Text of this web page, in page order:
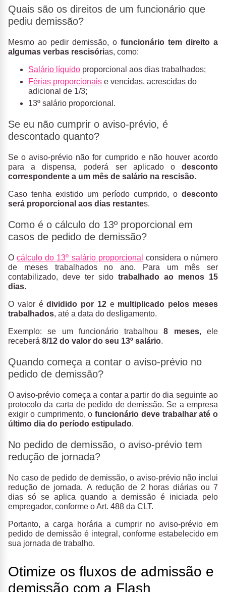
Quais são os direitos de um funcionário que
pediu demissão?
Mesmo ao pedir demissão, o funcionário tem direito a
algumas verbas rescisórias, como:
Salário líquido proporcional aos dias trabalhados;
Férias proporcionais e vencidas, acrescidas do
adicional de 1/3;
13º salário proporcional.
Se eu não cumprir o aviso-prévio, é
descontado quanto?
Se o aviso-prévio não for cumprido e não houver acordo
para a dispensa, poderá ser aplicado o desconto
correspondente a um mês de salário na rescisão.
Caso tenha existido um período cumprido, o desconto
será proporcional aos dias restantes.
Como é o cálculo do 13º proporcional em
casos de pedido de demissão?
Ocálculo do 13º salário proporcional considera o número
de meses trabalhados no ano. Para um mês ser
contabilizado, deve ter sido trabalhado ao menos 15
dias.
O valor édividido por 12e multiplicado pelos meses
trabalhados, até a data do desligamento.
Exemplo: se um funcionário trabalhou8 meses, ele
receberá 8/12 do valor do seu 13º salário.
Quando começa a contar o aviso-prévio no
pedido de demissão?
O aviso-prévio começa a contar a partir do dia seguinte ao
protocolo da carta de pedido de demissão. Se a empresa
exigir o cumprimento, o funcionário deve trabalhar até o
último dia do período estipulado.
No pedido de demissão, o aviso-prévio tem
redução de jornada?
No caso de pedido de demissão, o aviso-prévio não inclui
redução de jornada. A redução de 2 horas diárias ou 7
dias só se aplica quando a demissão é iniciada pelo
empregador, conforme o Art. 488 da CLT.
Portanto, a carga horária a cumprir no aviso-prévio em
pedido de demissão é integral, conforme estabelecido em
sua jornada de trabalho.
Otimize os fluxos de admissão e
demissão com a Flash